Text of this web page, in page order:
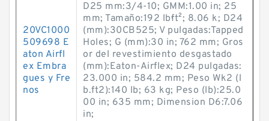
20VC1000
509698 E
aton Airfl
ex Embra
gues y Fre
nos
D25 mm:3/4-10; GMM:1.00 in; 25
mm; Tamaño:192 lb·ft²; 8.06 k; D24
(mm):30CB525; V pulgadas:Tapped
Holes; G (mm):30 in; 762 mm; Gros
or del revestimiento desgastado
(mm):Eaton-Airflex; D24 pulgadas:
23.000 in; 584.2 mm; Peso Wk2 (l
b.ft2):140 lb; 63 kg; Peso (lb):25.0
00 in; 635 mm; Dimension D6:7.06
in;